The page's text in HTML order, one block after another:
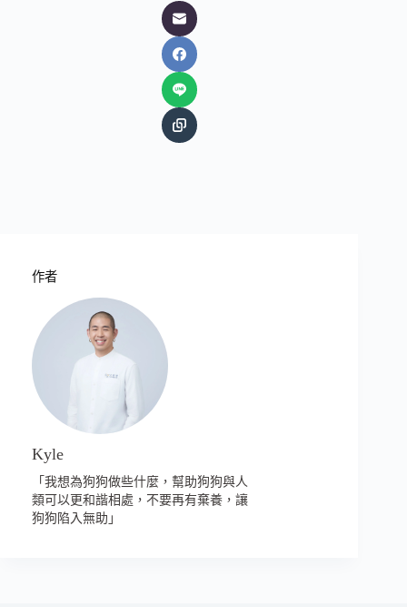
作者
Kyle
「我想為狗狗做些什麼，幫助狗狗與人
類可以更和諧相處，不要再有棄養，讓
狗狗陷入無助」